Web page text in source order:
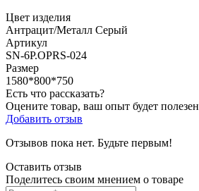
Цвет изделия
Антрацит/Металл Серый
Артикул
SN-6P.OPRS-024
Размер
1580*800*750
Есть что рассказать?
Оцените товар, ваш опыт будет полезен
Добавить отзыв
Отзывов пока нет. Будьте первым!
Оставить отзыв
Поделитесь своим мнением о товаре